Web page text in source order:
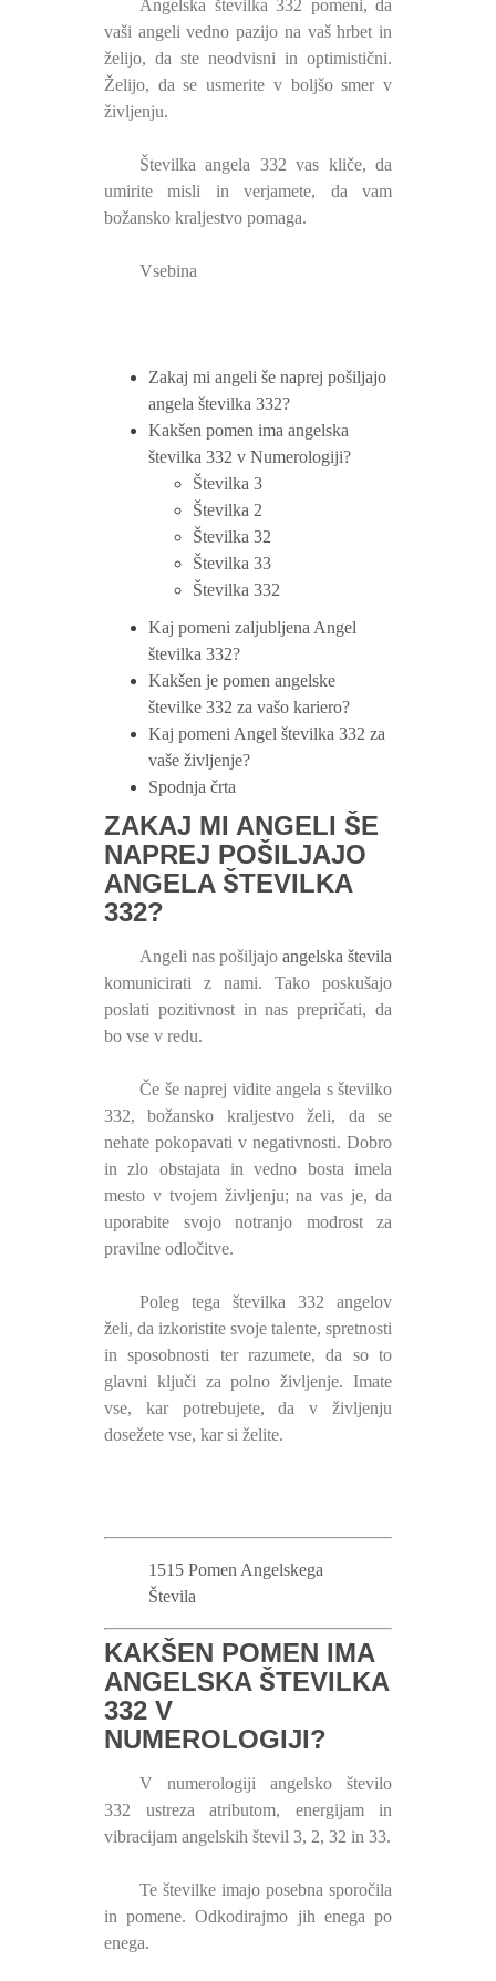
Angelska številka 332 pomeni, da
vaši angeli vedno pazijo na vaš hrbet in
želijo, da ste neodvisni in optimistični.
Želijo, da se usmerite v boljšo smer v
življenju.
Številka angela 332 vas kliče, da
umirite misli in verjamete, da vam
božansko kraljestvo pomaga.
Vsebina
Zakaj mi angeli še naprej pošiljajo
angela številka 332?
Kakšen pomen ima angelska
številka 332 v Numerologiji?
Številka 3
Številka 2
Številka 32
Številka 33
Številka 332
Kaj pomeni zaljubljena Angel
številka 332?
Kakšen je pomen angelske
številke 332 za vašo kariero?
Kaj pomeni Angel številka 332 za
vaše življenje?
Spodnja črta
ZAKAJ MI ANGELI ŠE
NAPREJ POŠILJAJO
ANGELA ŠTEVILKA
332?
Angeli nas pošiljajo angelska števila
komunicirati z nami. Tako poskušajo
poslati pozitivnost in nas prepričati, da
bo vse v redu.
Če še naprej vidite angela s številko
332, božansko kraljestvo želi, da se
nehate pokopavati v negativnosti. Dobro
in zlo obstajata in vedno bosta imela
mesto v tvojem življenju; na vas je, da
uporabite svojo notranjo modrost za
pravilne odločitve.
Poleg tega številka 332 angelov
želi, da izkoristite svoje talente, spretnosti
in sposobnosti ter razumete, da so to
glavni ključi za polno življenje. Imate
vse, kar potrebujete, da v življenju
dosežete vse, kar si želite.
1515 Pomen Angelskega
Števila
KAKŠEN POMEN IMA
ANGELSKA ŠTEVILKA
332 V
NUMEROLOGIJI?
V numerologiji angelsko število
332 ustreza atributom, energijam in
vibracijam angelskih števil 3, 2, 32 in 33.
Te številke imajo posebna sporočila
in pomene. Odkodirajmo jih enega po
enega.